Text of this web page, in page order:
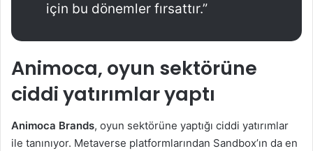
için bu dönemler fırsattır.”
Animoca, oyun sektörüne
ciddi yatırımlar yaptı
Animoca Brands, oyun sektörüne yaptığı ciddi yatırımlar
ile tanınıyor. Metaverse platformlarından Sandbox’ın da en